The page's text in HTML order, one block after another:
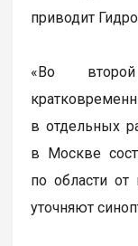
приводит
«Во
в отдельных
в Москве
по области
уточняют